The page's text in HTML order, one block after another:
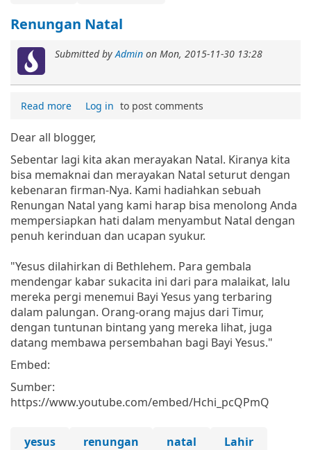
Renungan Natal
Submitted by Admin on Mon, 2015-11-30 13:28
Read more Log in to post comments
Dear all blogger,
Sebentar lagi kita akan merayakan Natal. Kiranya kita
bisa memaknai dan merayakan Natal seturut dengan
kebenaran firman-Nya. Kami hadiahkan sebuah
Renungan Natal yang kami harap bisa menolong Anda
mempersiapkan hati dalam menyambut Natal dengan
penuh kerinduan dan ucapan syukur.
"Yesus dilahirkan di Bethlehem. Para gembala
mendengar kabar sukacita ini dari para malaikat, lalu
mereka pergi menemui Bayi Yesus yang terbaring
dalam palungan. Orang-orang majus dari Timur,
dengan tuntunan bintang yang mereka lihat, juga
datang membawa persembahan bagi Bayi Yesus."
Embed:
Sumber:
https://www.youtube.com/embed/Hchi_pcQPmQ
yesus renungan natal
Lahir